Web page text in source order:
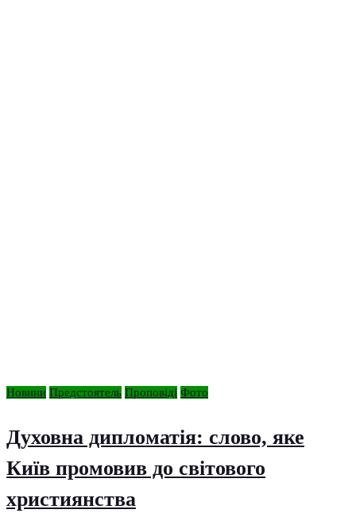
Новини Предстоятель Проповіді Фото
Духовна дипломатія: слово, яке
Київ промовив до світового
християнства